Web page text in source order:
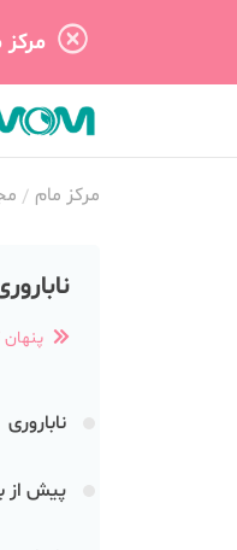
مرکز
مرکز مام
ناباروری
پیش از